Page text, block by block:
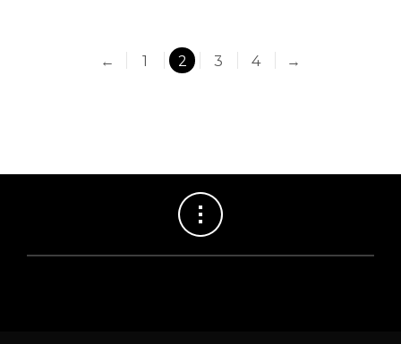
← 1 2 3 4 →